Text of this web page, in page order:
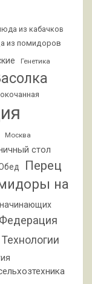
из кабачков
из помидоров
Генетика
Москва
стол
Перец
на
Технологии